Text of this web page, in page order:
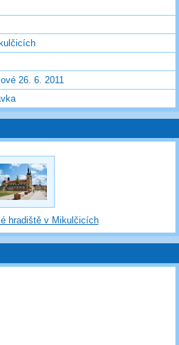
26. 6. 2011
hradiště v Mikulčicích